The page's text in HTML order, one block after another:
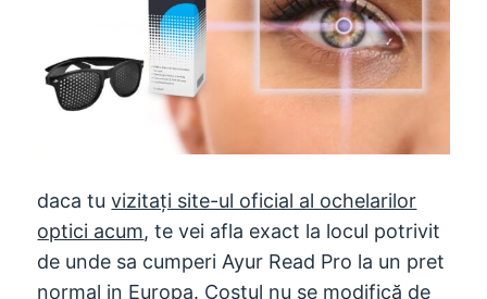
daca tuvizitați site-ul oficial al ochelarilor
optici acum, te vei afla exact la locul potrivit
de unde sa cumperi Ayur Read Pro la un pret
normal in Europa. Costul nu se modifică de